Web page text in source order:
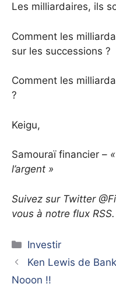
Les milliardaires, ils
Comment les
sur les successions ?
Comment les
?
Keigu,
Samouraï financier –
l’argent »
Suivez sur Twitter
vous à notre flux RSS.
Catégories
Investir
Ken Lewis de
Nooon !!